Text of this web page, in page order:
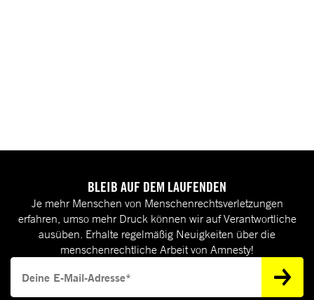
BLEIB AUF DEM LAUFENDEN
Je mehr Menschen von Menschenrechtsverletzungen
erfahren, umso mehr Druck können wir auf Verantwortliche
ausüben. Erhalte regelmäßig Neuigkeiten über die
menschenrechtliche Arbeit von Amnesty!